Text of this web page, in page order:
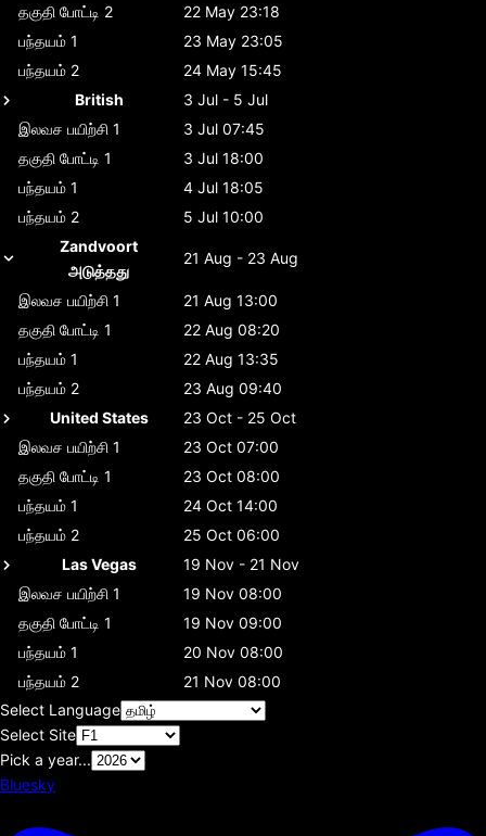
தகுதி போட்டி 2
22 May 23:18
பந்தயம் 1
23 May 23:05
பந்தயம் 2
24 May 15:45
British
3 Jul - 5 Jul
இலவச பயிற்சி 1
3 Jul 07:45
தகுதி போட்டி 1
3 Jul 18:00
பந்தயம் 1
4 Jul 18:05
பந்தயம் 2
5 Jul 10:00
Zandvoort
அடுத்தது
21 Aug - 23 Aug
இலவச பயிற்சி 1
21 Aug 13:00
தகுதி போட்டி 1
22 Aug 08:20
பந்தயம் 1
22 Aug 13:35
பந்தயம் 2
23 Aug 09:40
United States
23 Oct - 25 Oct
இலவச பயிற்சி 1
23 Oct 07:00
தகுதி போட்டி 1
23 Oct 08:00
பந்தயம் 1
24 Oct 14:00
பந்தயம் 2
25 Oct 06:00
Las Vegas
19 Nov - 21 Nov
இலவச பயிற்சி 1
19 Nov 08:00
தகுதி போட்டி 1
19 Nov 09:00
பந்தயம் 1
20 Nov 08:00
பந்தயம் 2
21 Nov 08:00
Select Language
Select Site
Pick a year...
Bluesky